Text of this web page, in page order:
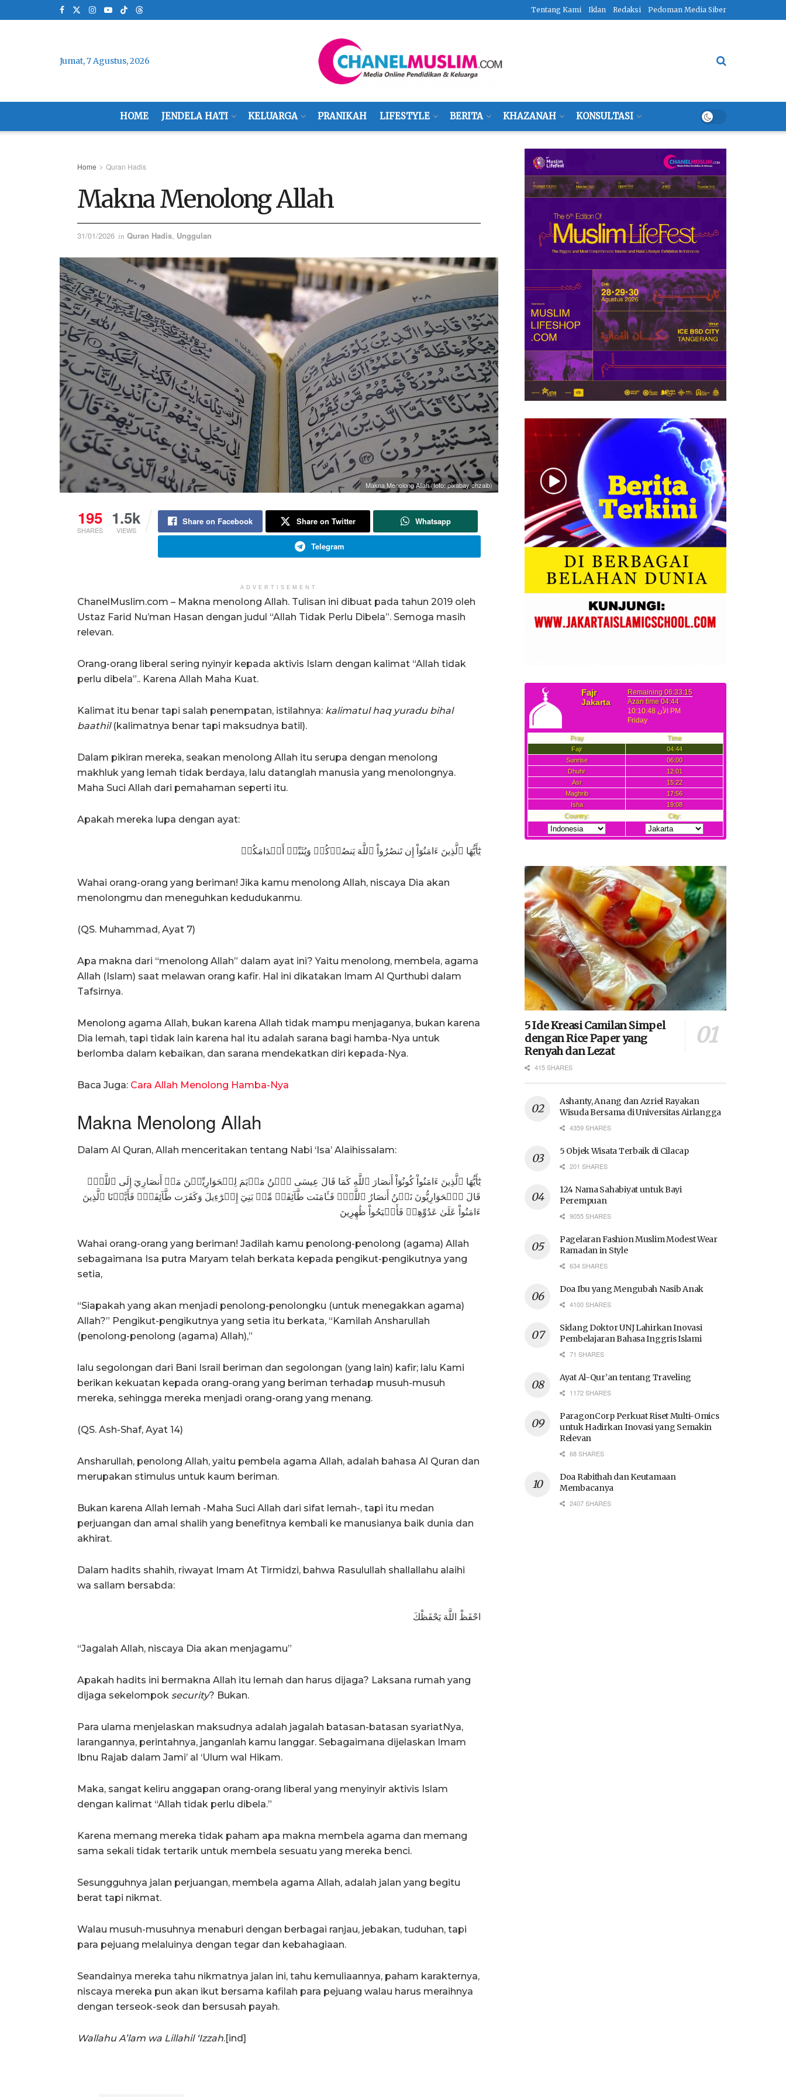
Tentang Kami Iklan Redaksi Pedoman Media Siber
Jumat, 7 Agustus, 2026
HOME JENDELA HATI KELUARGA PRANIKAH LIFESTYLE BERITA KHAZANAH KONSULTASI
Home Quran Hadis
Makna Menolong Allah
31/01/2026 in Quran Hadis, Unggulan
Makna Menolong Allah (foto: pixabay/chzaib)
195
SHARES
1.5k
VIEWS
Share on Facebook Share on Twitter Whatsapp
Telegram
ADVERTISEMENT
ChanelMuslim.com – Makna menolong Allah. Tulisan ini dibuat pada tahun 2019 oleh
Ustaz Farid Nu’man Hasan dengan judul “Allah Tidak Perlu Dibela”. Semoga masih
relevan.
Orang-orang liberal sering nyinyir kepada aktivis Islam dengan kalimat “Allah tidak
perlu dibela”.. Karena Allah Maha Kuat.
Kalimat itu benar tapi salah penempatan, istilahnya: kalimatul haq yuradu bihal
baathil(kalimatnya benar tapi maksudnya batil).
Dalam pikiran mereka, seakan menolong Allah itu serupa dengan menolong
makhluk yang lemah tidak berdaya, lalu datanglah manusia yang menolongnya.
Maha Suci Allah dari pemahaman seperti itu.
Apakah mereka lupa dengan ayat:
يَٰٓأَيُّهَا ٱلَّذِينَ ءَامَنُوٓاْ إِن تَنصُرُواْ ٱللَّهَ يَنصُرۡكُمۡ وَيُثَبِّتۡ أَقۡدَامَكُمۡ
Wahai orang-orang yang beriman! Jika kamu menolong Allah, niscaya Dia akan
menolongmu dan meneguhkan kedudukanmu.
(QS. Muhammad, Ayat 7)
Apa makna dari “menolong Allah” dalam ayat ini? Yaitu menolong, membela, agama
Allah (Islam) saat melawan orang kafir. Hal ini dikatakan Imam Al Qurthubi dalam
Tafsirnya.
Menolong agama Allah, bukan karena Allah tidak mampu menjaganya, bukan karena
Dia lemah, tapi tidak lain karena hal itu adalah sarana bagi hamba-Nya untuk
berlomba dalam kebaikan, dan sarana mendekatkan diri kepada-Nya.
Baca Juga: Cara Allah Menolong Hamba-Nya
Makna Menolong Allah
Dalam Al Quran, Allah menceritakan tentang Nabi ‘Isa’ Alaihissalam:
يَٰٓأَيُّهَا ٱلَّذِينَ ءَامَنُواْ كُونُوٓاْ أَنصَارَ ٱللَّهِ كَمَا قَالَ عِيسَى ٱبۡنُ مَرۡيَمَ لِلۡحَوَارِيِّـۧنَ مَنۡ أَنصَارِيٓ إِلَى ٱللَّهِۖ
قَالَ ٱلۡحَوَارِيُّونَ نَحۡنُ أَنصَارُ ٱللَّهِۖ فَـَٔامَنَت طَّآئِفَةٞ مِّنۢ بَنِيٓ إِسۡرَٰٓءِيلَ وَكَفَرَت طَّآئِفَةٞۖ فَأَيَّدۡنَا ٱلَّذِينَ
ءَامَنُواْ عَلَىٰ عَدُوِّهِمۡ فَأَصۡبَحُواْ ظَٰهِرِينَ
Wahai orang-orang yang beriman! Jadilah kamu penolong-penolong (agama) Allah
sebagaimana Isa putra Maryam telah berkata kepada pengikut-pengikutnya yang
setia,
“Siapakah yang akan menjadi penolong-penolongku (untuk menegakkan agama)
Allah?” Pengikut-pengikutnya yang setia itu berkata, “Kamilah Ansharullah
(penolong-penolong (agama) Allah),”
lalu segolongan dari Bani Israil beriman dan segolongan (yang lain) kafir; lalu Kami
berikan kekuatan kepada orang-orang yang beriman terhadap musuh-musuh
mereka, sehingga mereka menjadi orang-orang yang menang.
(QS. Ash-Shaf, Ayat 14)
Ansharullah, penolong Allah, yaitu pembela agama Allah, adalah bahasa Al Quran dan
merupakan stimulus untuk kaum beriman.
Bukan karena Allah lemah -Maha Suci Allah dari sifat lemah-, tapi itu medan
perjuangan dan amal shalih yang benefitnya kembali ke manusianya baik dunia dan
akhirat.
Dalam hadits shahih, riwayat Imam At Tirmidzi, bahwa Rasulullah shallallahu alaihi
wa sallam bersabda:
احْفَظْ اللَّهَ يَحْفَظْكَ
“Jagalah Allah, niscaya Dia akan menjagamu”
Apakah hadits ini bermakna Allah itu lemah dan harus dijaga? Laksana rumah yang
dijaga sekelompok security? Bukan.
Para ulama menjelaskan maksudnya adalah jagalah batasan-batasan syariatNya,
larangannya, perintahnya, janganlah kamu langgar. Sebagaimana dijelaskan Imam
Ibnu Rajab dalam Jami’ al ‘Ulum wal Hikam.
Maka, sangat keliru anggapan orang-orang liberal yang menyinyir aktivis Islam
dengan kalimat “Allah tidak perlu dibela.”
Karena memang mereka tidak paham apa makna membela agama dan memang
sama sekali tidak tertarik untuk membela sesuatu yang mereka benci.
Sesungguhnya jalan perjuangan, membela agama Allah, adalah jalan yang begitu
berat tapi nikmat.
Walau musuh-musuhnya menaburi dengan berbagai ranjau, jebakan, tuduhan, tapi
para pejuang melaluinya dengan tegar dan kebahagiaan.
Seandainya mereka tahu nikmatnya jalan ini, tahu kemuliaannya, paham karakternya,
niscaya mereka pun akan ikut bersama kafilah para pejuang walau harus meraihnya
dengan terseok-seok dan bersusah payah.
Wallahu A’lam wa Lillahil ‘Izzah.[ind]
5 Ide Kreasi Camilan Simpel
dengan Rice Paper yang
Renyah dan Lezat
415 SHARES
Ashanty, Anang dan Azriel Rayakan
Wisuda Bersama di Universitas Airlangga
4359 SHARES
5 Objek Wisata Terbaik di Cilacap
201 SHARES
124 Nama Sahabiyat untuk Bayi
Perempuan
9055 SHARES
Pagelaran Fashion Muslim Modest Wear
Ramadan in Style
634 SHARES
Doa Ibu yang Mengubah Nasib Anak
4100 SHARES
Sidang Doktor UNJ Lahirkan Inovasi
Pembelajaran Bahasa Inggris Islami
71 SHARES
Ayat Al-Qur’an tentang Traveling
1172 SHARES
ParagonCorp Perkuat Riset Multi-Omics
untuk Hadirkan Inovasi yang Semakin
Relevan
68 SHARES
Doa Rabithah dan Keutamaan
Membacanya
2407 SHARES